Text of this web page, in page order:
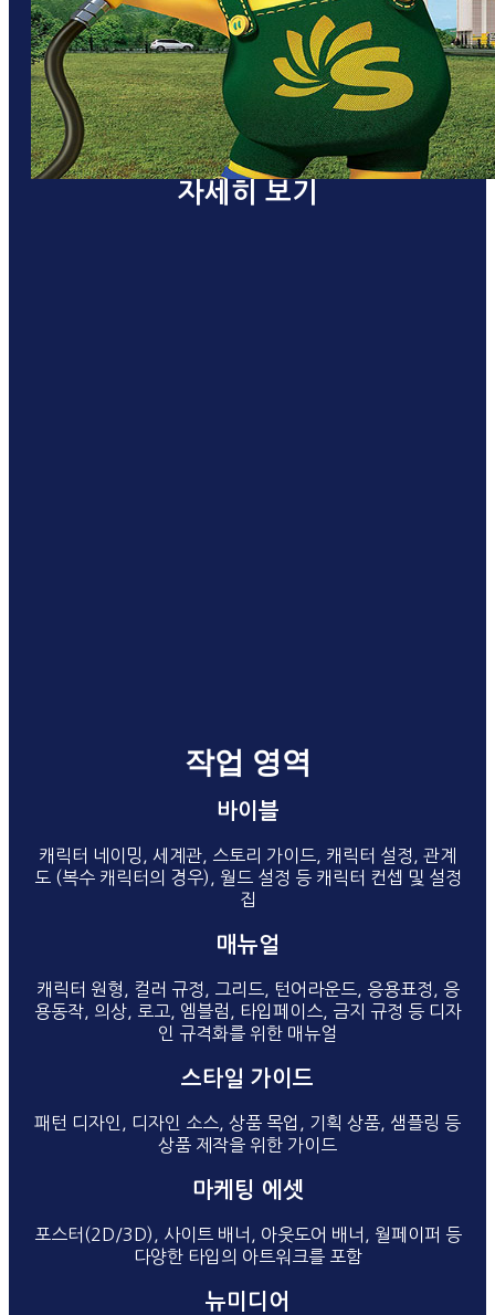
자세히 보기
작업 영역
바이블
캐릭터 네이밍, 세계관, 스토리 가이드, 캐릭터 설정, 관계
도 (복수 캐릭터의 경우), 월드 설정 등 캐릭터 컨셉 및 설정
집
세계관
스토리
캐릭터 설정
관계도
월드 설정
매뉴얼
캐릭터 원형, 컬러 규정, 그리드, 턴어라운드, 응용표정, 응
용동작, 의상, 로고, 엠블럼, 타입페이스, 금지 규정 등 디자
인 규격화를 위한 매뉴얼
색상 규정
비율
표정
동작
로고
스타일 가이드
패턴 디자인, 디자인 소스, 상품 목업, 기획 상품, 샘플링 등
상품 제작을 위한 가이드
패턴
디자인 소스
상품 디자인
노벨티 굿즈
봉제 인형
마케팅 에셋
포스터(2D/3D), 사이트 배너, 아웃도어 배너, 월페이퍼 등
다양한 타입의 아트워크를 포함
포스터
포스터
스티커
채널 아트
월페이퍼
뉴미디어